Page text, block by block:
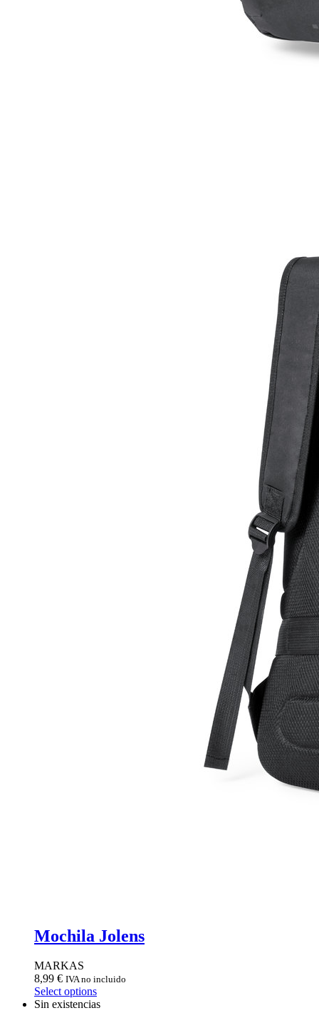
Mochila Jolens
MARKAS
8,99 € IVA no incluido
Select options
Sin existencias